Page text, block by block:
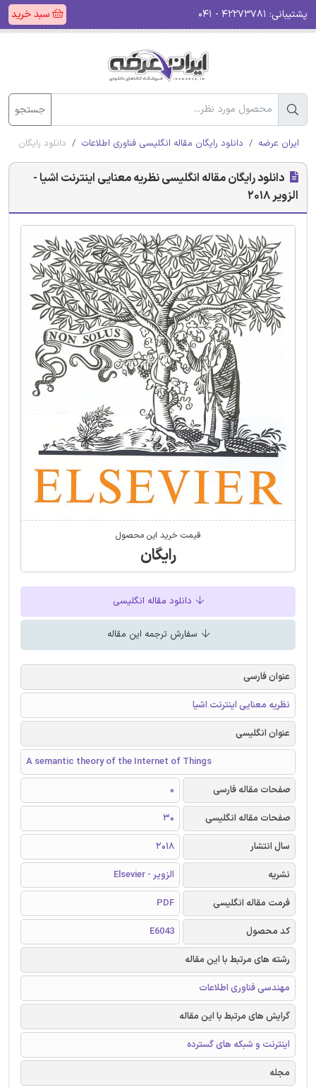
پشتیبانی: سبد خرید
جستجو
ایران عرضه دانلود رایگان مقاله انگلیسی فناوری اطلاعات دانلود رایگان
دانلود رایگان مقاله انگلیسی نظریه معنایی اینترنت اشیا -
الزویر 2018
قیمت خرید این محصول
رایگان
دانلود مقاله انگلیسی
سفارش ترجمه این مقاله
عنوان فارسی
نظریه معنایی اینترنت اشیا
عنوان انگلیسی
A semantic theory of the Internet of Things
صفحات مقاله فارسی
0
صفحات مقاله انگلیسی
30
سال انتشار
2018
نشریه
الزویر - Elsevier
فرمت مقاله انگلیسی
PDF
کد محصول
E6043
رشته های مرتبط با این مقاله
مهندسی فناوری اطلاعات
گرایش های مرتبط با این مقاله
اینترنت و شبکه های گسترده
مجله